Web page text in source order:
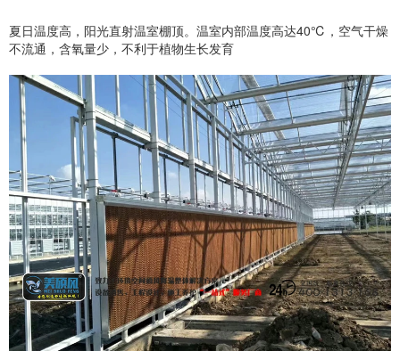
夏日温度高，阳光直射温室棚顶。温室内部温度高达40℃，空气干燥
不流通，含氧量少，不利于植物生长发育